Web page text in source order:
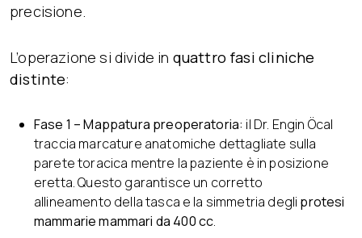
precisione.
L’operazione si divide in quattro fasi cliniche
distinte:
Fase 1 – Mappatura preoperatoria: il Dr. Engin Öcal
traccia marcature anatomiche dettagliate sulla
parete toracica mentre la paziente è in posizione
eretta. Questo garantisce un corretto
allineamento della tasca e la simmetria degli protesi
mammarie mammari da 400 cc.